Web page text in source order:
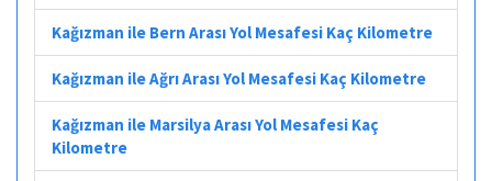
Kağızman ile Bern Arası Yol Mesafesi Kaç Kilometre
Kağızman ile Ağrı Arası Yol Mesafesi Kaç Kilometre
Kağızman ile Marsilya Arası Yol Mesafesi Kaç
Kilometre